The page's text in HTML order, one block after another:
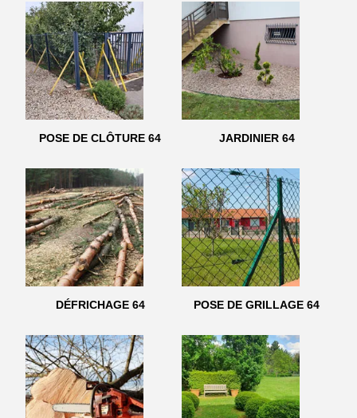
POSE DE CLÔTURE 64 JARDINIER 64
DÉFRICHAGE 64 POSE DE GRILLAGE 64